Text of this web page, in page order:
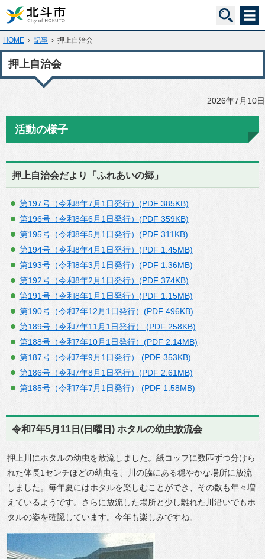
HOME › 記事 › 押上自治会
押上自治会
2026年7月10日
活動の様子
押上自治会だより「ふれあいの郷」
第197号（令和8年7月1日発行）(PDF 385KB)
第196号（令和8年6月1日発行）(PDF 359KB)
第195号（令和8年5月1日発行）(PDF 311KB)
第194号（令和8年4月1日発行）(PDF 1.45MB)
第193号（令和8年3月1日発行）(PDF 1.36MB)
第192号（令和8年2月1日発行）(PDF 374KB)
第191号（令和8年1月1日発行）(PDF 1.15MB)
第190号（令和7年12月1日発行）(PDF 496KB)
第189号（令和7年11月1日発行） (PDF 258KB)
第188号（令和7年10月1日発行）(PDF 2.14MB)
第187号（令和7年9月1日発行） (PDF 353KB)
第186号（令和7年8月1日発行）(PDF 2.61MB)
第185号（令和7年7月1日発行） (PDF 1.58MB)
令和7年5月11日(日曜日) ホタルの幼虫放流会
押上川にホタルの幼虫を放流しました。紙コップに数匹ずつ分けら
れた体長1センチほどの幼虫を、川の脇にある穏やかな場所に放流
しました。毎年夏にはホタルを楽しむことができ、その数も年々増
えているようです。さらに放流した場所と少し離れた川沿いでもホ
タルの姿を確認しています。今年も楽しみですね。